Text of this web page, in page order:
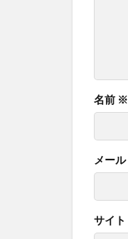
名前 ※
メール
サイト